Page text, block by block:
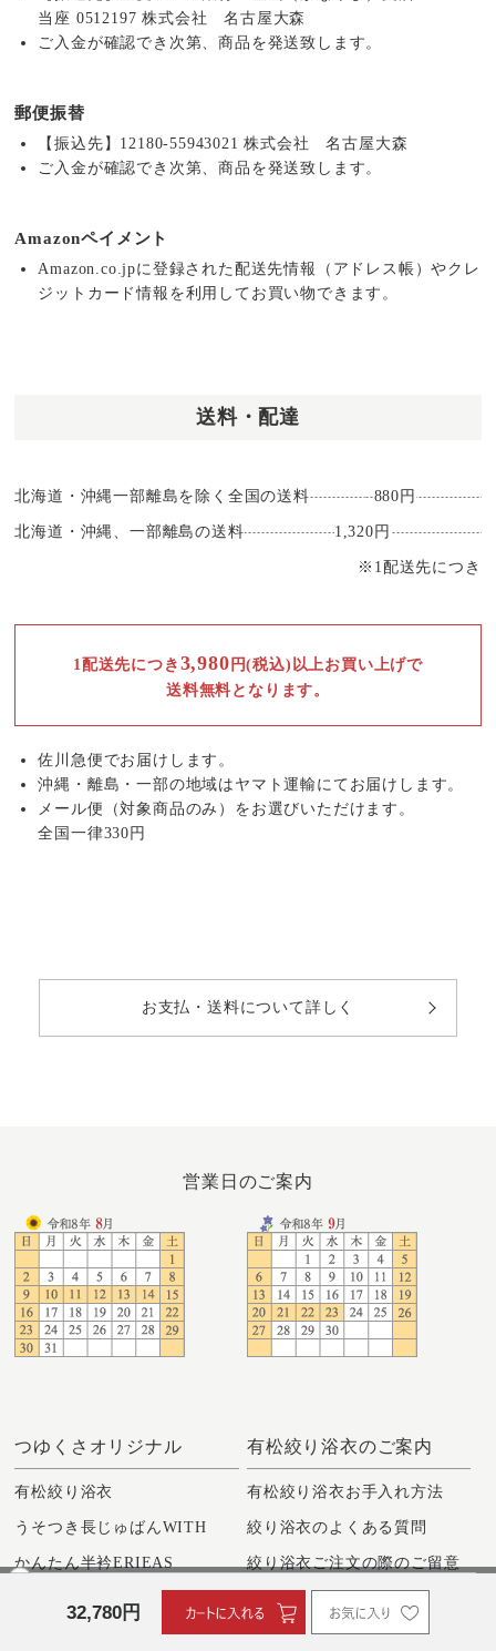
32,780円
当座 0512197 株式会社 名古屋大森
ご入金が確認でき次第、商品を発送致します。
郵便振替
【振込先】12180-55943021 株式会社 名古屋大森
ご入金が確認でき次第、商品を発送致します。
Amazonペイメント
Amazon.co.jpに登録された配送先情報（アドレス帳）やクレ
ジットカード情報を利用してお買い物できます。
送料・配達
北海道・沖縄一部離島を除く全国の送料 880円
北海道・沖縄、一部離島の送料 1,320円
※1配送先につき
1配送先につき 3,980 円(税込)以上お買い上げで
送料無料となります。
佐川急便でお届けします。
沖縄・離島・一部の地域はヤマト運輸にてお届けします。
メール便（対象商品のみ）をお選びいただけます。
全国一律330円
お支払・送料について詳しく
営業日のご案内
つゆくさオリジナル
有松絞り浴衣
うそつき長じゅばんWITH
かんたん半衿ERIEAS
絞り小物つゆくさDays
有松絞り浴衣のご案内
有松絞り浴衣お手入れ方法
絞り浴衣のよくある質問
絞り浴衣ご注文の際のご留意
点
お仕立てのご案内/寸法の測り